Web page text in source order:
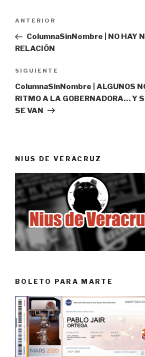
entradas
Entrada
anterior:
ANTERIOR
ColumnaSinNombre | NO HAY
RELACIÓN
Siguiente
entrada
SIGUIENTE
ColumnaSinNombre | ALGUNOS
RITMO A LA GOBERNADORA… Y
SE VAN
NIUS DE VERACRUZ
BOLETO PARA MARTE